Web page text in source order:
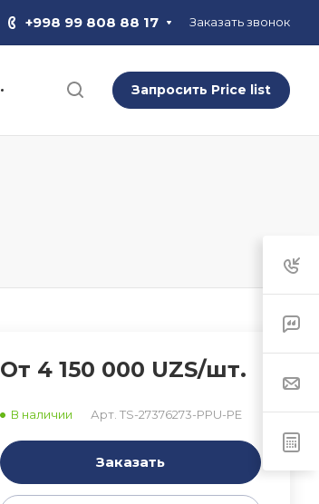
+998 99 808 88 17 Заказать звонок
Запросить Price list
От 4 150 000 UZS/шт.
В наличии Арт. TS-27376273-PPU-PE
Заказать